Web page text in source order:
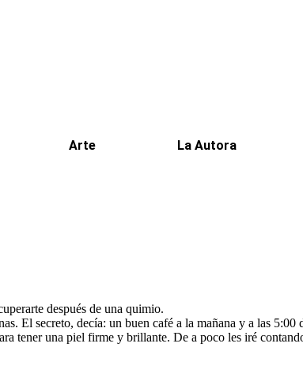
Arte La Autora
después de una quimio.
El secreto, decía: un buen café a la mañana y a las 5:00
tener una piel firme y brillante. De a poco les iré